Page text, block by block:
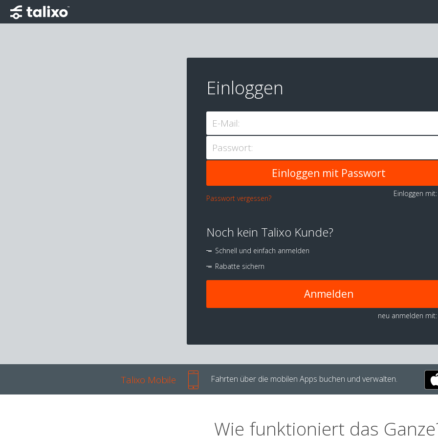
Einloggen
E-Mail:
Passwort:
Passwort vergessen?
Einloggen
Noch kein Talixo Kunde?
Schnell und einfach anmelden
Rabatte sichern
Anmelden
neu anmelden mit:
Talixo Mobile Fahrten über die mobilen Apps buchen und verwalten.
Wie funktioniert das